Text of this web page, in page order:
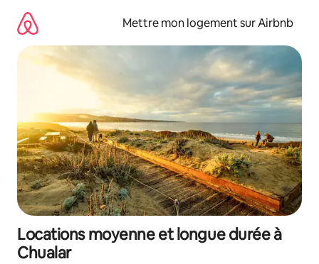
directement
contenu
Mettre mon logement sur Airbnb
Locations moyenne et longue durée à
Chualar